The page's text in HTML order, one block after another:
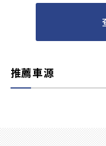
推薦車源